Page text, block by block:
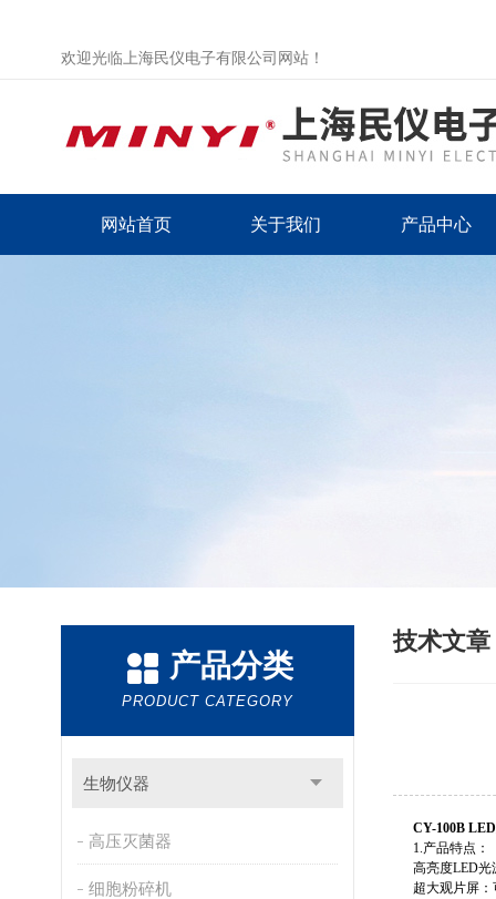
欢迎光临上海民仪电子有限公司网站！
网站首页 关于我们 产品中心
产品分类
PRODUCT CATEGORY
生物仪器
高压灭菌器
细胞粉碎机
技术文章
CY-100B
1.产品特点：
高亮度LED
超大观片屏